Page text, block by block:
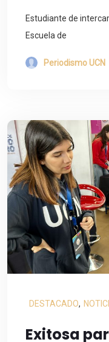
Estudiante de
Escuela de
Periodismo UCN
DESTACADO,
Exitosa